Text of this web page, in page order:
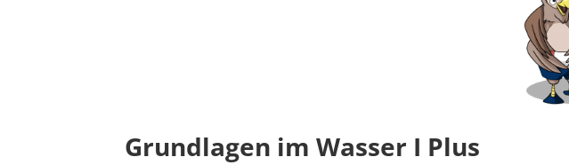
Grundlagen im Wasser I Plus